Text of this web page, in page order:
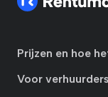
Prijzen en hoe
Voor verhuurders